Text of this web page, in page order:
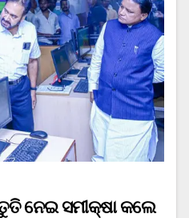
ନେଇ ସମୀକ୍ଷା କଲେ